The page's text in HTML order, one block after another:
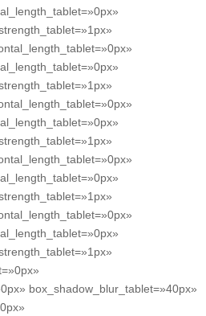
box_shadow_blur_tablet=»40px»